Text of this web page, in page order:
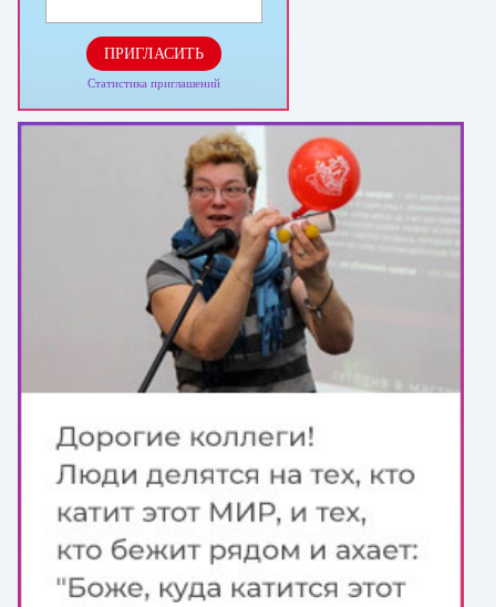
ПРИГЛАСИТЬ
Статистика приглашений